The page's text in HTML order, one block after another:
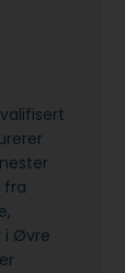
fra
i Øvre